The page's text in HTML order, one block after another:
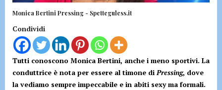
Monica Bertini Pressing - Spetteguless.it
Condividi
Tutti conoscono Monica Bertini, anche i meno sportivi. La
conduttrice è nota per essere al timone diPressing, dove
la vediamo sempre impeccabile e in abiti sexy ma formali.